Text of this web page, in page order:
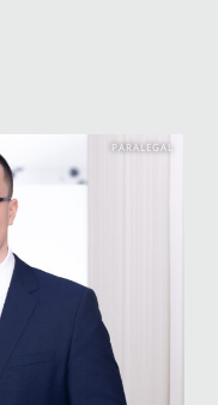
PARALEGAL